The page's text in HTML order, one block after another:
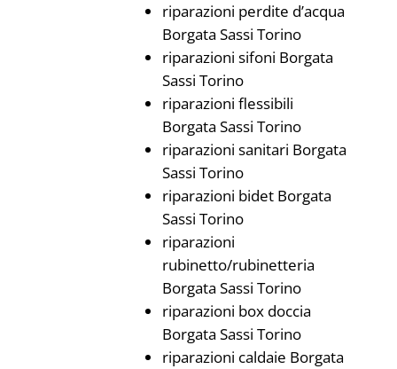
riparazioni perdite d’acqua
Borgata Sassi Torino
riparazioni sifoni Borgata
Sassi Torino
riparazioni flessibili
Borgata Sassi Torino
riparazioni sanitari Borgata
Sassi Torino
riparazioni bidet Borgata
Sassi Torino
riparazioni
rubinetto/rubinetteria
Borgata Sassi Torino
riparazioni box doccia
Borgata Sassi Torino
riparazioni caldaie Borgata